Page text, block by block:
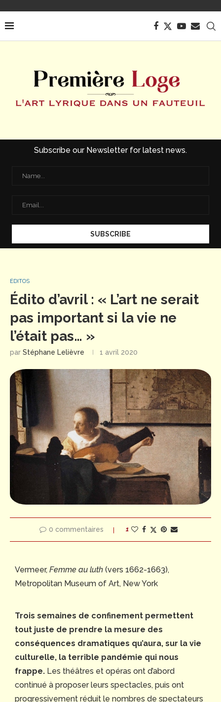
Subscribe our Newsletter for latest news.
ÉDITOS
Édito d’avril : « L’art ne serait
pas important si la vie ne
l’était pas… »
par Stéphane Lelièvre 1 avril 2020
0 commentaires 1
Vermeer, Femme au luth (vers 1662-1663),
Metropolitan Museum of Art, New York
Trois semaines de confinement permettent
tout juste de prendre la mesure des
conséquences dramatiques qu’aura, sur la vie
culturelle, la terrible pandémie qui nous
frappe. Les théâtres et opéras ont d’abord
continué à proposer leurs spectacles, puis ont
progressivement réduit le nombres de spectateurs